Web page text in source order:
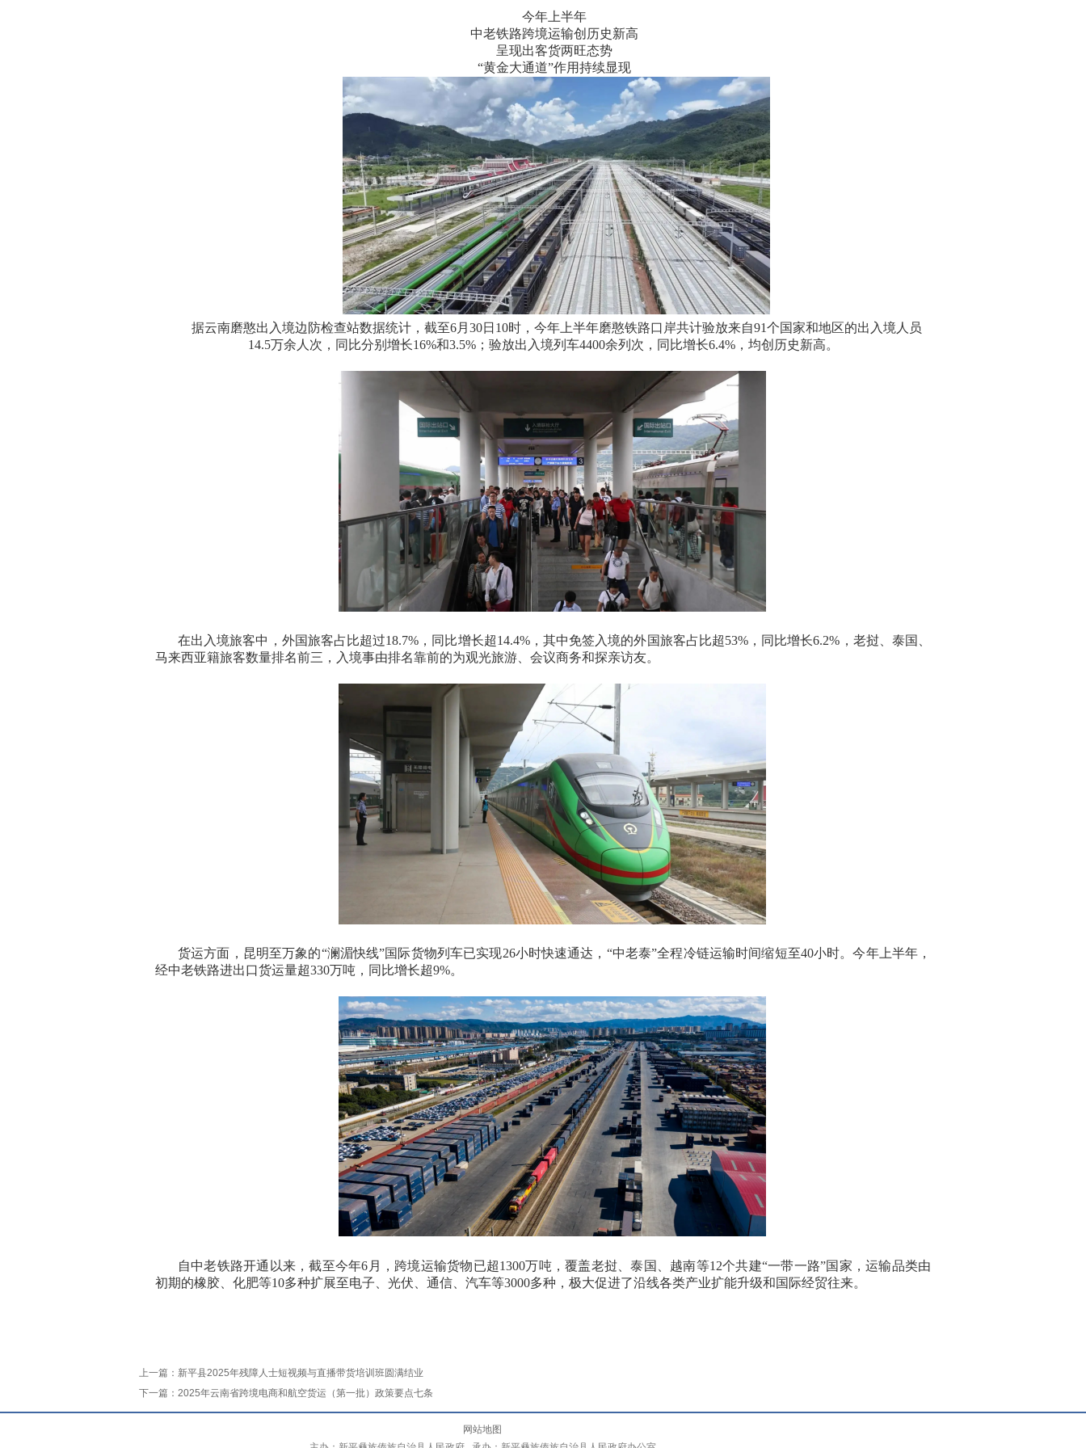
今年上半年
中老铁路跨境运输创历史新高
呈现出客货两旺态势
“黄金大通道”作用持续显现
据云南磨憨出入境边防检查站数据统计，截至6月 30日 10时，今年上半年磨憨铁路口岸共计验放来自91个国家和地区的出入境人员
14.5万余人次，同比分别增长16%和3.5%；验放出入境列车4400余列次，同比增长6.4%，均创历史新高。
在出入境旅客中，外国旅客占比超过18.7% ，同比增长超14.4%，其中免签入境的外国旅客占比超53% ，同比增长6.2% ，老挝、泰国、
马来西亚籍旅客数量排名前三，入境事由排名靠前的为观光旅游、会议商务和探亲访友。
货运方面，昆明至万象的“澜湄快线”国际货物列车已实现26小时快速通达， “中老泰”全程冷链运输时间缩短至40小时。今年上半年，
经中老铁路进出口货运量超330万吨，同比增长超9%。
自中老铁路开通以来，截至今年6 月，跨境运输货物已超1300万吨，覆盖老挝、泰国、越南等12个共建“一带一路”国家，运输品类由
初期的橡胶、化肥等10多种扩展至电子、光伏、通信、汽车等3000多种，极大促进了沿线各类产业扩能升级和国际经贸往来。
上一篇： 新平县2025年残障人士短视频与直播带货培训班圆满结业
下一篇： 2025年云南省跨境电商和航空货运（第一批）政策要点七条
网站地图